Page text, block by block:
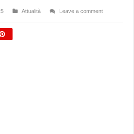
Attualità
Leave a comment